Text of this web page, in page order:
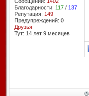
Благодарности: 117/ 137
Репутация: 149
Предупреждений: 0
Друзья
Тут: 14 лет 9 месяцев